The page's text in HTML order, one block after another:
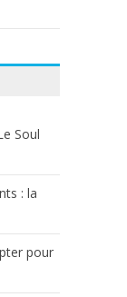
Soul
: la
pour